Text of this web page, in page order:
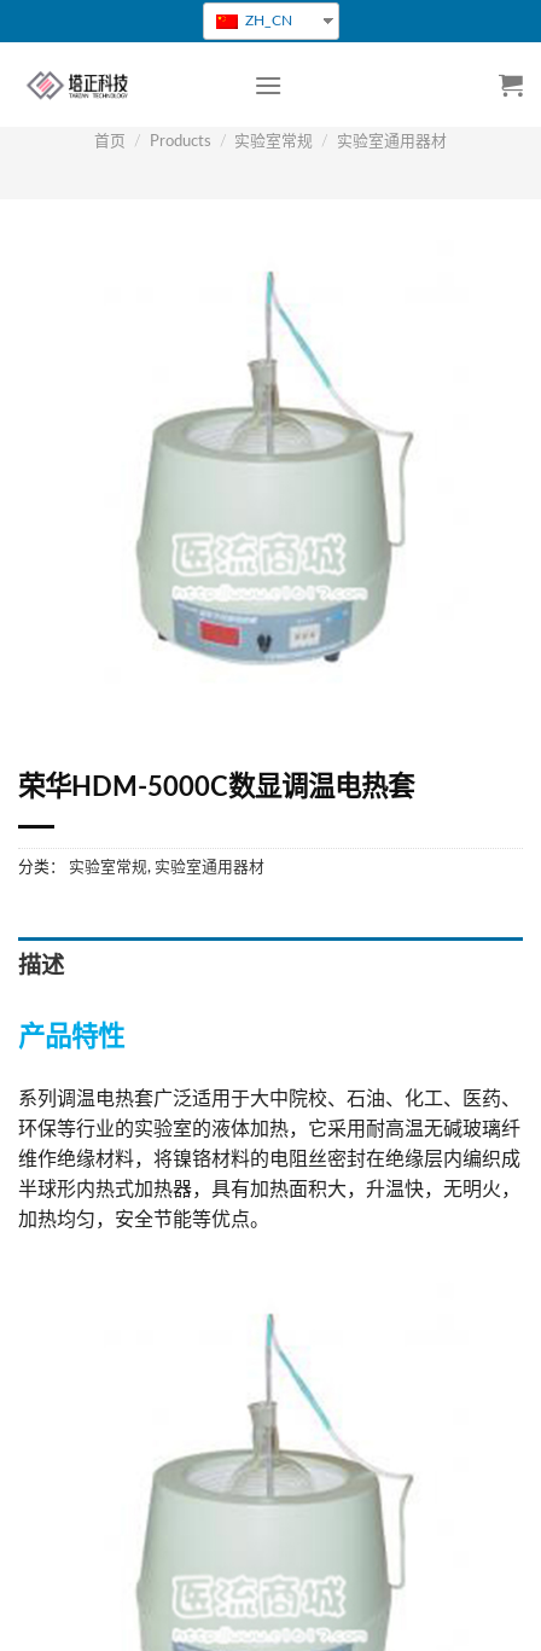
转
ZH_CN
首页 / Products / 实验室常规 / 实验室通用器材
荣华HDM-5000C数显调温电热套
分类： 实验室常规, 实验室通用器材
描述
产品特性
系列调温电热套广泛适用于大中院校、石油、化工、医药、
环保等行业的实验室的液体加热，它采用耐高温无碱玻璃纤
维作绝缘材料，将镍铬材料的电阻丝密封在绝缘层内编织成
半球形内热式加热器，具有加热面积大，升温快，无明火，
加热均匀，安全节能等优点。